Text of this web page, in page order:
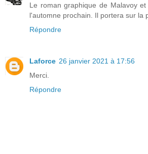
Le roman graphique de Malavoy
l'automne prochain. Il portera sur la
Répondre
Laforce 26 janvier 2021 à 17:56
Merci.
Répondre